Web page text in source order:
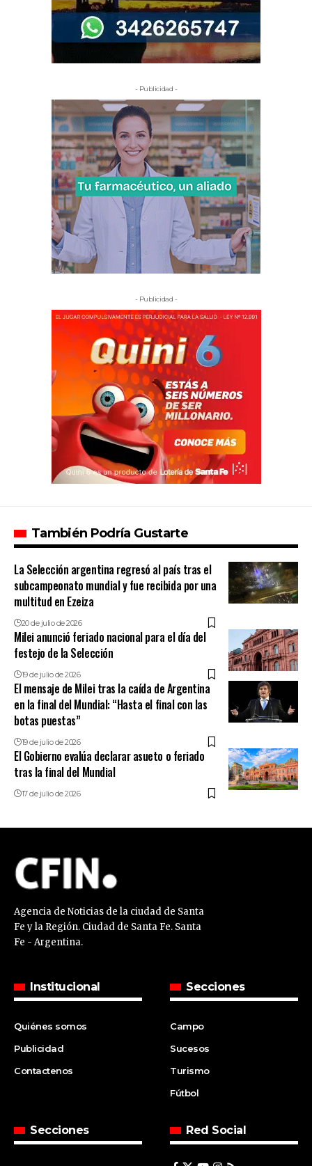
- Publicidad -
- Publicidad -
También Podría Gustarte
La Selección argentina regresó al país tras el
subcampeonato mundial y fue recibida por una
multitud en Ezeiza
20 de julio de 2026
Milei anunció feriado nacional para el día del
festejo de la Selección
19 de julio de 2026
El mensaje de Milei tras la caída de Argentina
en la final del Mundial: “Hasta el final con las
botas puestas”
19 de julio de 2026
El Gobierno evalúa declarar asueto o feriado
tras la final del Mundial
17 de julio de 2026
Agencia de Noticias de la ciudad de Santa
Fe y la Región. Ciudad de Santa Fe. Santa
Fe - Argentina.
Institucional
Quiénes somos
Publicidad
Contactenos
Secciones
Campo
Sucesos
Turismo
Fútbol
Secciones Red Social